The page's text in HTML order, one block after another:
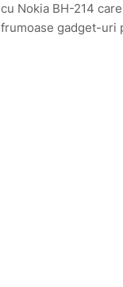
cu Nokia BH-214
frumoase gadget-uri